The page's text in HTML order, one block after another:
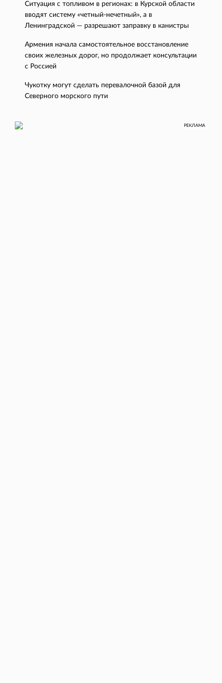
Ситуация с топливом в регионах: в Курской области
вводят систему «четный-нечетный», а в
Ленинградской — разрешают заправку в канистры
Армения начала самостоятельное восстановление
своих железных дорог, но продолжает консультации
с Россией
Чукотку могут сделать перевалочной базой для
Северного морского пути
РЕКЛАМА